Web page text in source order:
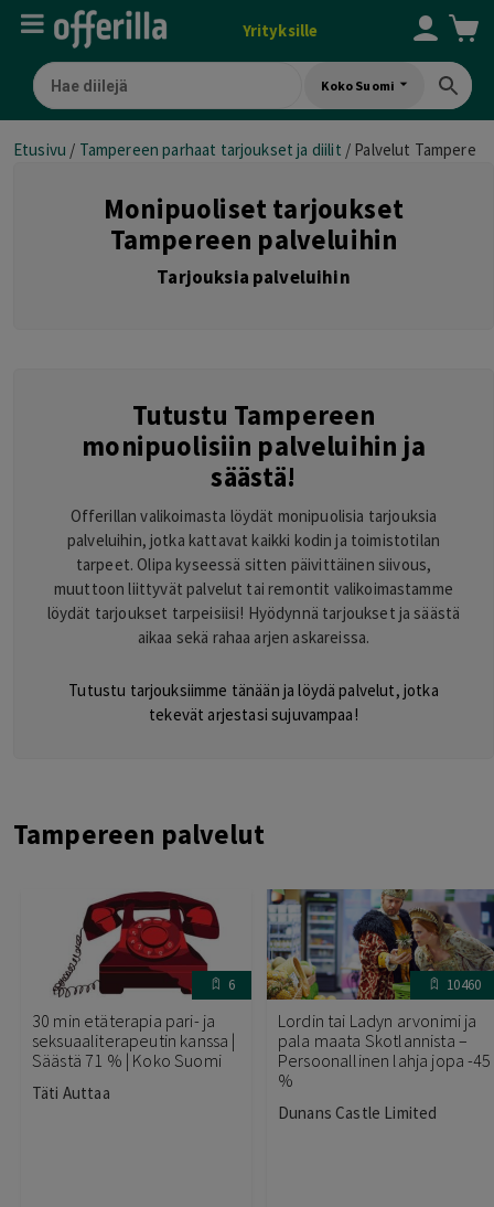
Yrityksille
Koko Suomi
Etusivu / Tampereen parhaat tarjoukset ja diilit / Palvelut Tampere
Monipuoliset tarjoukset
Tampereen palveluihin
Tarjouksia palveluihin
Tutustu Tampereen
monipuolisiin palveluihin ja
säästä!
Offerillan valikoimasta löydät monipuolisia tarjouksia
palveluihin, jotka kattavat kaikki kodin ja toimistotilan
tarpeet. Olipa kyseessä sitten päivittäinen siivous,
muuttoon liittyvät palvelut tai remontit valikoimastamme
löydät tarjoukset tarpeisiisi! Hyödynnä tarjoukset ja säästä
aikaa sekä rahaa arjen askareissa.
Tutustu tarjouksiimme tänään ja löydä palvelut, jotka
tekevät arjestasi sujuvampaa!
Tampereen palvelut
6
30 min etäterapia pari- ja
seksuaaliterapeutin kanssa |
Säästä 71 % | Koko Suomi
Täti Auttaa
10460
Lordin tai Ladyn arvonimi ja
pala maata Skotlannista –
Persoonallinen lahja jopa -45
%
Dunans Castle Limited